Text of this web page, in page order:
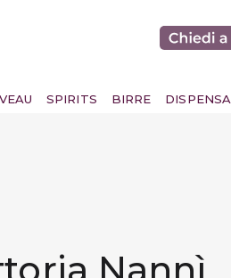
SPIRITS BIRRE DISPENSA